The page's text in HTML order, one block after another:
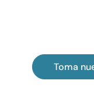
Toma